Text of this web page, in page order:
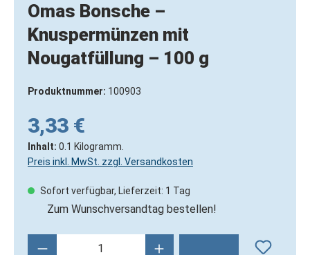
Omas Bonsche –
Knuspermünzen mit
Nougatfüllung – 100 g
Produktnummer: 100903
3,33 €
Inhalt: 0.1 Kilogramm.
Preis inkl. MwSt. zzgl. Versandkosten
Sofort verfügbar, Lieferzeit: 1 Tag
Zum Wunschversandtag bestellen!
Produkt Anzahl: Gib den gewünschten